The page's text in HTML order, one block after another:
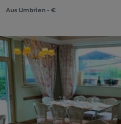
Aus Umbrien - €